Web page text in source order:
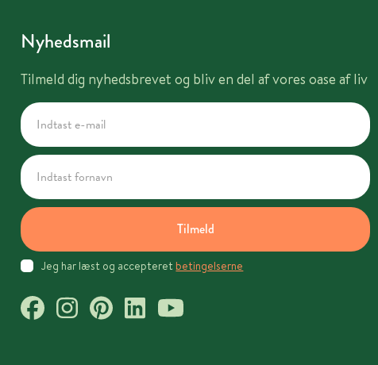
Nyhedsmail
Tilmeld dig nyhedsbrevet og bliv en del af vores oase af liv
Tilmeld
Jeg har læst og accepteret betingelserne